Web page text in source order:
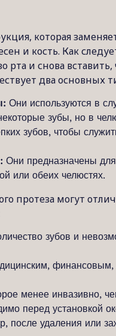
которая
и кость. Как
и снова вставить,
два основных
Они используются в
зубы, но в
зубов, чтобы
Они предназначены
или обеих челюстях.
протеза могут
зубов и
финансовым,
менее инвазивно,
перед установкой
после удаления или